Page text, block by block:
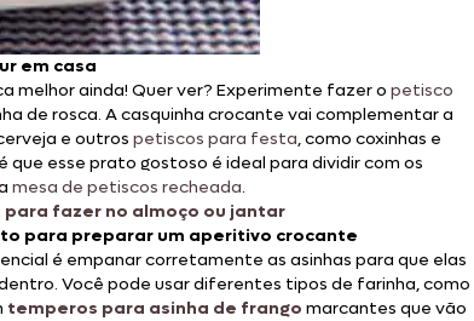
em casa
melhor ainda! Quer ver? Experimente fazer o petisco
de rosca. A casquinha crocante vai complementar a
e outros petiscos para festa, como coxinhas e
esse prato gostoso é ideal para dividir com os
mesa de petiscos recheada.
para fazer no almoço ou jantar
para preparar um aperitivo crocante
é empanar corretamente as asinhas para que elas
Você pode usar diferentes tipos de farinha, como
temperos para asinha de frango marcantes que vão